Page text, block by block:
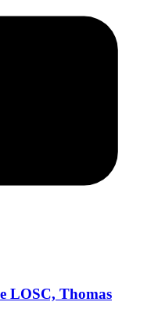
LOSC, Thomas